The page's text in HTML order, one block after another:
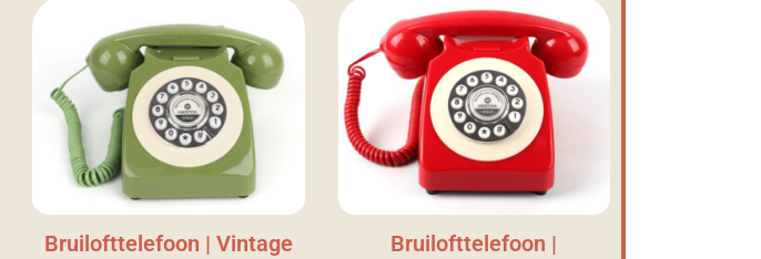
Bruilofttelefoon | Vintage
Bruilofttelefoon |